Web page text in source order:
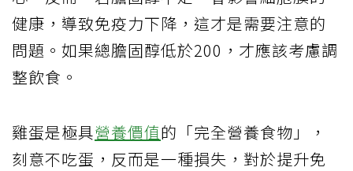
健康，導致免疫力下降，這才是需要注意的
問題。如果總膽固醇低於200，才應該考慮調
整飲食。
雞蛋是極具營養價值的「完全營養食物」，
刻意不吃蛋，反而是一種損失，對於提升免